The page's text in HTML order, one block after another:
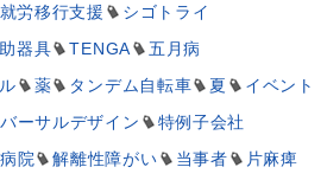
就労移行支援
シゴトライ
器具 TENGA
五月病
薬 タンデム自転車 夏
イベント
ーサルデザイン
特例子会社
病院 解離性障がい 当事者
片麻痺